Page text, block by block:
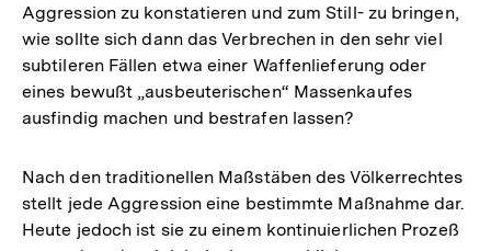
Aggression zu konstatieren und zum Still- zu bringen,
wie sollte sich dann das Verbrechen in den sehr viel
subtileren Fällen etwa einer Waffenlieferung oder
eines bewußt „ausbeuterischen“ Massenkaufes
ausfindig machen und bestrafen lassen?
Nach den traditionellen Maßstäben des Völkerrechtes
stellt jede Aggression eine bestimmte Maßnahme dar.
Heute jedoch ist sie zu einem kontinuierlichen Prozeß